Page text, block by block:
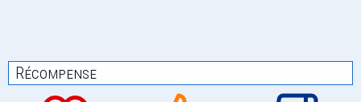
Récompense